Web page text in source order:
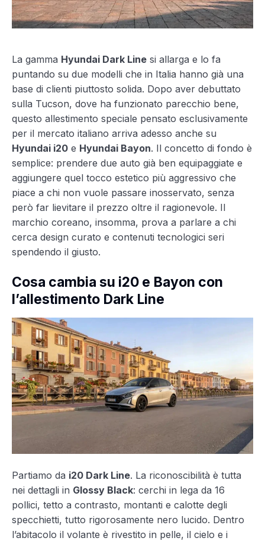
La gamma Hyundai Dark Line si allarga e lo fa
puntando su due modelli che in Italia hanno già una
base di clienti piuttosto solida. Dopo aver debuttato
sulla Tucson, dove ha funzionato parecchio bene,
questo allestimento speciale pensato esclusivamente
per il mercato italiano arriva adesso anche su
Hyundai i20 e Hyundai Bayon. Il concetto di fondo è
semplice: prendere due auto già ben equipaggiate e
aggiungere quel tocco estetico più aggressivo che
piace a chi non vuole passare inosservato, senza
però far lievitare il prezzo oltre il ragionevole. Il
marchio coreano, insomma, prova a parlare a chi
cerca design curato e contenuti tecnologici seri
spendendo il giusto.
Cosa cambia su i20 e Bayon con
l’allestimento Dark Line
Partiamo da i20 Dark Line. La riconoscibilità è tutta
nei dettagli in Glossy Black: cerchi in lega da 16
pollici, tetto a contrasto, montanti e calotte degli
specchietti, tutto rigorosamente nero lucido. Dentro
l’abitacolo il volante è rivestito in pelle, il cielo e i